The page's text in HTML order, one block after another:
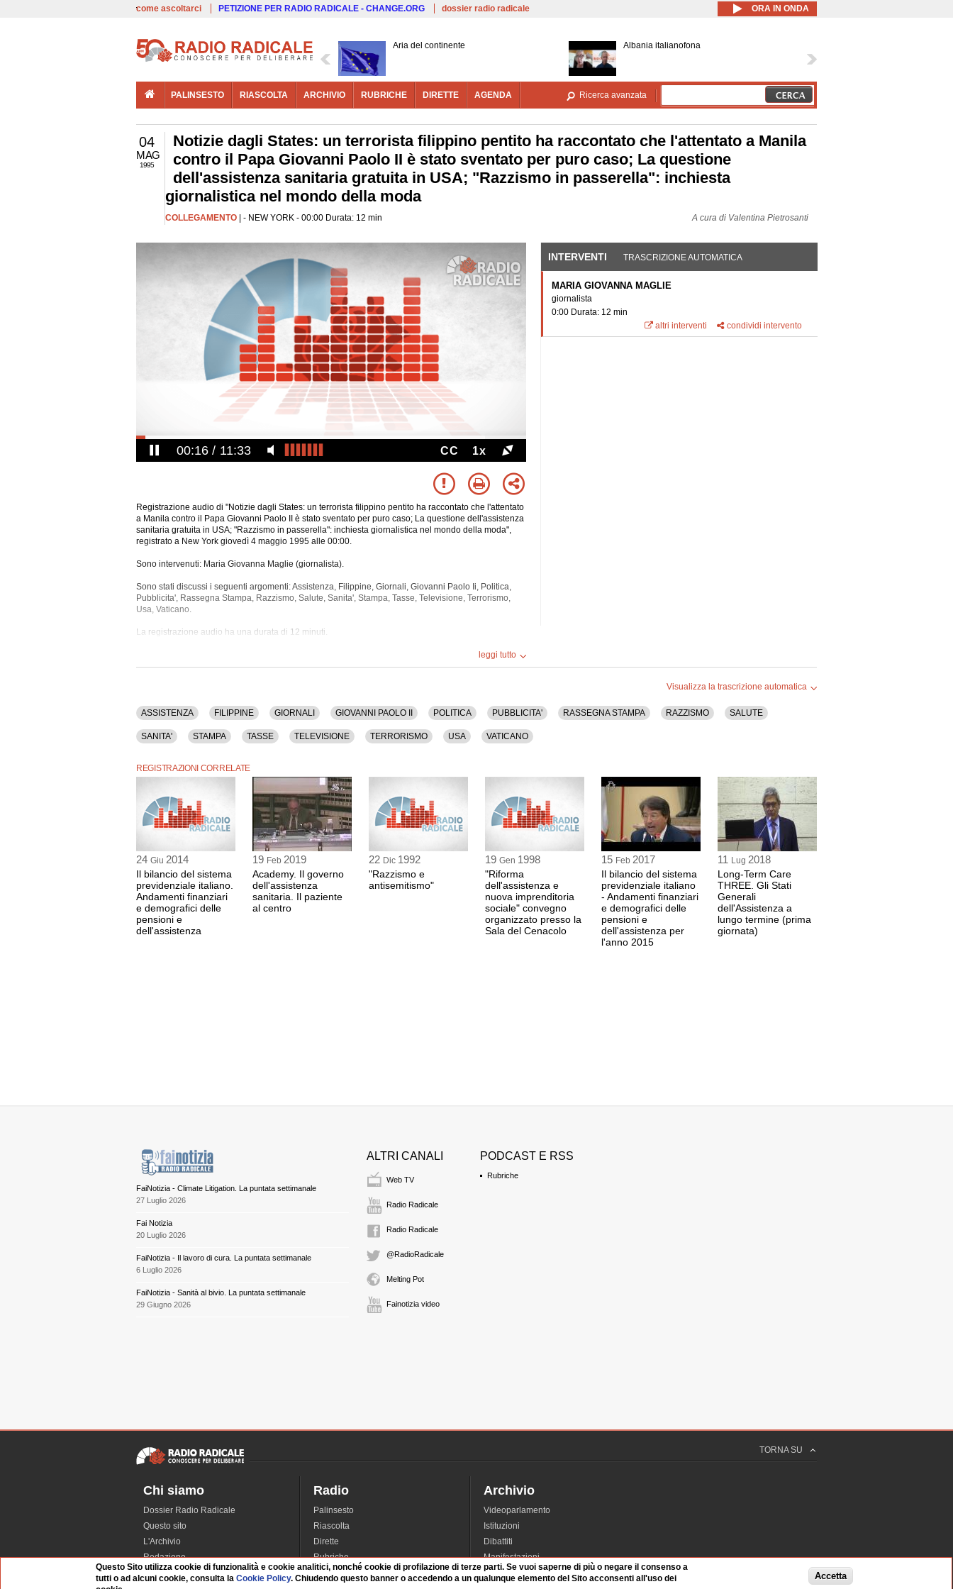
Salta al contenuto principale
come ascoltarci PETIZIONE PER RADIO RADICALE - CHANGE.ORG dossier radio radicale ORA IN ONDA
Aria del continente Albania italianofona
PALINSESTO RIASCOLTA ARCHIVIO RUBRICHE DIRETTE AGENDA Ricerca avanzata
04
MAG
1995
Notizie dagli States: un terrorista filippino pentito ha raccontato che l'attentato a Manila
contro il Papa Giovanni Paolo II è stato sventato per puro caso; La questione
dell'assistenza sanitaria gratuita in USA; "Razzismo in passerella": inchiesta
giornalistica nel mondo della moda
COLLEGAMENTO | - NEW YORK - 00:00 Durata: 12 min A cura di Valentina Pietrosanti
00:17 11:33 CC 1x
Registrazione audio di "Notizie dagli States: un terrorista filippino pentito ha raccontato che l'attentato
a Manila contro il Papa Giovanni Paolo II è stato sventato per puro caso; La questione dell'assistenza
sanitaria gratuita in USA; "Razzismo in passerella": inchiesta giornalistica nel mondo della moda",
registrato a New York giovedì 4 maggio 1995 alle 00:00.
Sono intervenuti: Maria Giovanna Maglie (giornalista).
Sono stati discussi i seguenti argomenti: Assistenza, Filippine, Giornali, Giovanni Paolo Ii, Politica,
Pubblicita', Rassegna Stampa, Razzismo, Salute, Sanita', Stampa, Tasse, Televisione, Terrorismo,
Usa, Vaticano.
La registrazione audio ha una durata di 12 minuti.
leggi tutto
INTERVENTI (SCHEDA ATTIVA)
TRASCRIZIONE AUTOMATICA
MARIA GIOVANNA MAGLIE
giornalista
0:00 Durata: 12 min
altri interventi
condividi intervento
Visualizza la trascrizione automatica
ASSISTENZA FILIPPINE GIORNALI GIOVANNI PAOLO II POLITICA PUBBLICITA' RASSEGNA STAMPA RAZZISMO SALUTE
SANITA' STAMPA TASSE TELEVISIONE TERRORISMO USA VATICANO
REGISTRAZIONI CORRELATE
24 Giu 2014
Il bilancio del sistema
previdenziale italiano.
Andamenti finanziari
e demografici delle
pensioni e
dell'assistenza
19 Feb 2019
Academy. Il governo
dell'assistenza
sanitaria. Il paziente
al centro
22 Dic 1992
"Razzismo e
antisemitismo"
19 Gen 1998
"Riforma
dell'assistenza e
nuova imprenditoria
sociale" convegno
organizzato presso la
Sala del Cenacolo
15 Feb 2017
Il bilancio del sistema
previdenziale italiano
- Andamenti finanziari
e demografici delle
pensioni e
dell'assistenza per
l'anno 2015
11 Lug 2018
Long-Term Care
THREE. Gli Stati
Generali
dell'Assistenza a
lungo termine (prima
giornata)
FaiNotizia - Climate Litigation. La puntata settimanale
27 Luglio 2026
Fai Notizia
20 Luglio 2026
FaiNotizia - Il lavoro di cura. La puntata settimanale
6 Luglio 2026
FaiNotizia - Sanità al bivio. La puntata settimanale
29 Giugno 2026
ALTRI CANALI
Web TV
Radio Radicale
Radio Radicale
@RadioRadicale
Melting Pot
Fainotizia video
PODCAST E RSS
Rubriche
TORNA SU
Chi siamo
Dossier Radio Radicale
Questo sito
L'Archivio
Redazione
La musica da Requiem
Radio
Palinsesto
Riascolta
Dirette
Rubriche
Interviste
Archivio
Videoparlamento
Istituzioni
Dibattiti
Manifestazioni
Radicali
Questo Sito utilizza cookie di funzionalità e cookie analitici, nonché cookie di profilazione di terze parti. Se vuoi saperne di più o negare il consenso a
tutti o ad alcuni cookie, consulta laCookie Policy. Chiudendo questo banner o accedendo a un qualunque elemento del Sito acconsenti all'uso dei
Accetta